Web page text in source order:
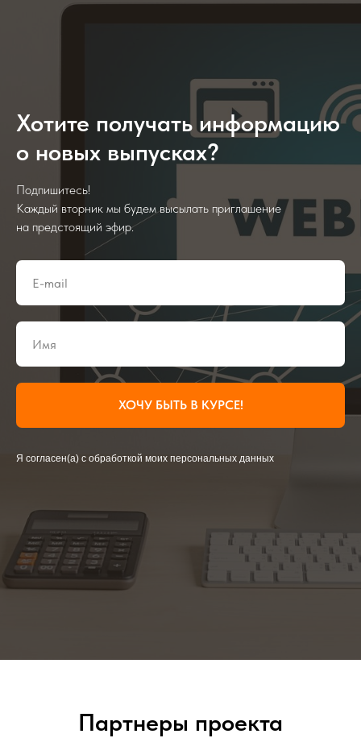
Хотите получать информацию
о новых выпусках?
Подпишитесь!
Каждый вторник мы будем высылать приглашение
на предстоящий эфир.
ХОЧУ БЫТЬ В КУРСЕ!
Я согласен(а) с обработкой моих персональных данных
Партнеры проекта